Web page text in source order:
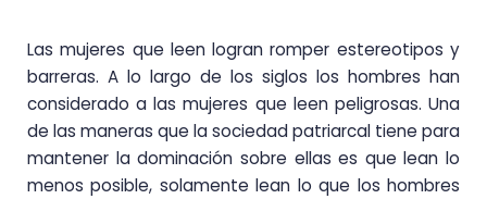
Las mujeres que leen logran romper estereotipos y
barreras. A lo largo de los siglos los hombres han
considerado a las mujeres que leen peligrosas. Una
de las maneras que la sociedad patriarcal tiene para
mantener la dominación sobre ellas es que lean lo
menos posible, solamente lean lo que los hombres